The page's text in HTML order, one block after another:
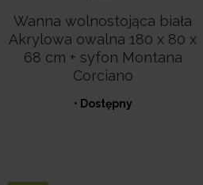
Wanna wolnostojąca biała
Akrylowa owalna 180 x 80 x
68 cm + syfon Montana
Corciano
• Dostępny